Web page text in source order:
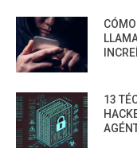
13